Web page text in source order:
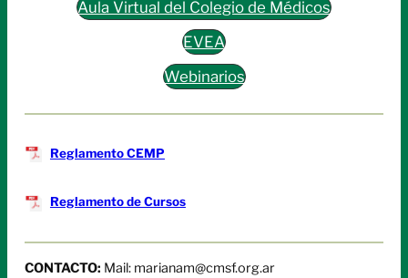
Aula Virtual del Colegio de Médicos
EVEA
Webinarios
Reglamento CEMP
Reglamento de Cursos
CONTACTO: Mail: marianam@cmsf.org.ar